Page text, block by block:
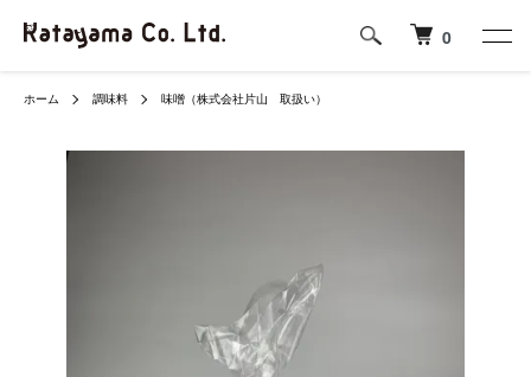
0
ホーム 調味料 味噌（株式会社片山 取扱い）